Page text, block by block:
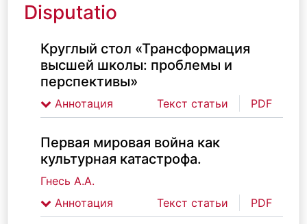
Disputatio
Круглый стол «Трансформация
высшей школы: проблемы и
перспективы»
Аннотация Текст статьи PDF
Первая мировая война как
культурная катастрофа.
Гнесь А.А.
Аннотация
Текст статьи PDF